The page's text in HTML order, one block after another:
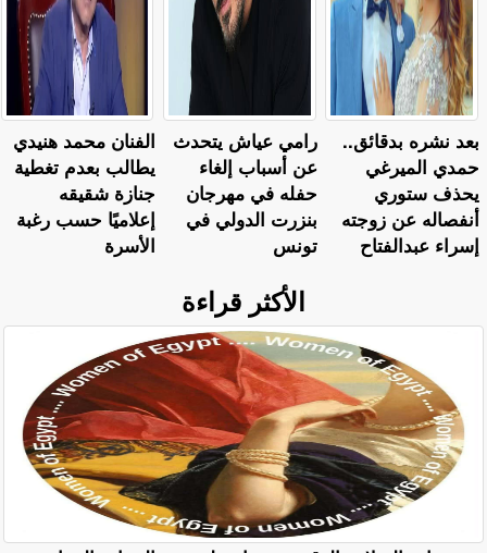
الفنان محمد هنيدي
يطالب بعدم تغطية
جنازة شقيقه
إعلاميًا حسب رغبة
الأسرة
رامي عياش يتحدث
عن أسباب إلغاء
حفله في مهرجان
بنزرت الدولي في
تونس
بعد نشره بدقائق..
حمدي الميرغي
يحذف ستوري
أنفصاله عن زوجته
إسراء عبدالفتاح
الأكثر قراءة